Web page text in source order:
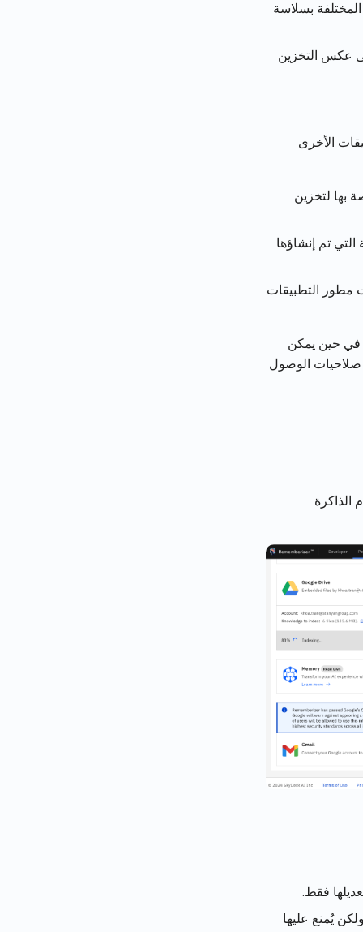
بسلاسة
عكس التخزين
الأخرى
بها لتخزين
التي تم إنشاؤها
مطور التطبيقات
في حين يمكن
صلاحيات الوصول
الذاكرة
فقط.
يُمنع عليها